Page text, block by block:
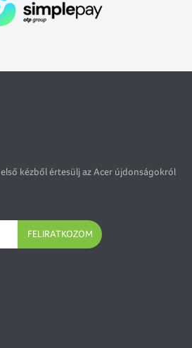
kézből értesülj az Acer újdonságokról
FELIRATKOZOM